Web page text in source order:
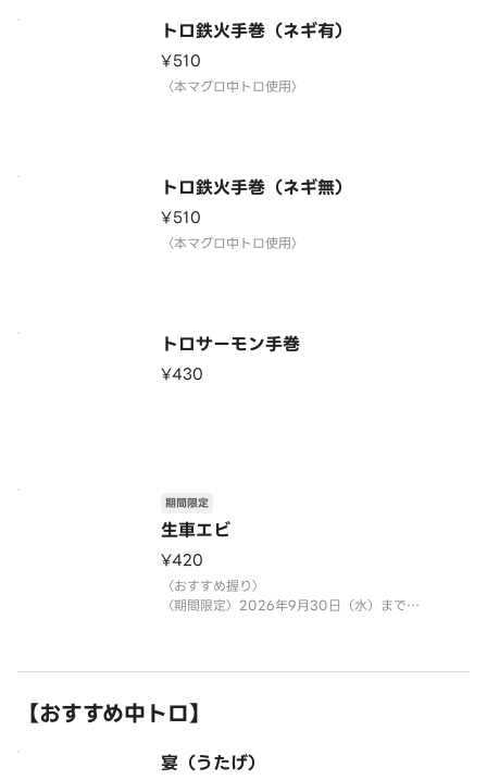
トロ鉄火手巻（ネギ有）
¥510
〈本マグロ中トロ使用〉
トロ鉄火手巻（ネギ無）
¥510
〈本マグロ中トロ使用〉
トロサーモン手巻
¥430
生車エビ
期間限定
¥420
〈おすすめ握り〉
〈期間限定〉2026年9月30日（水）まで
【おすすめ中トロ】
宴（うたげ）